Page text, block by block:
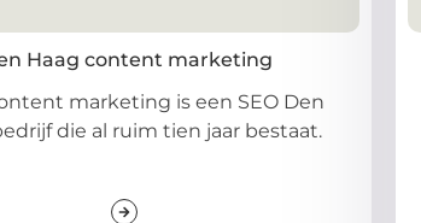
Haag content marketing
marketing is een SEO Den
die al ruim tien jaar bestaat.